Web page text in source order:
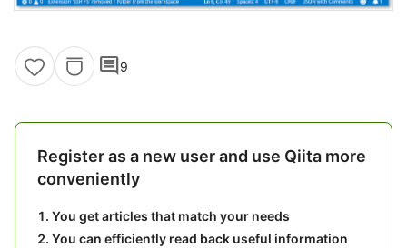
comment9
Register as a new user and use Qiita more
conveniently
You get articles that match your needs
You can efficiently read back useful information